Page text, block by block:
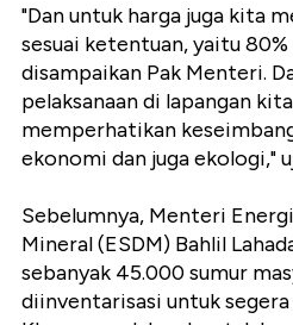
"Dan untuk harga juga kita
sesuai ketentuan, yaitu
disampaikan Pak Menteri.
pelaksanaan di lapangan
memperhatikan
ekonomi dan juga ekologi,"
Sebelumnya, Menteri
Mineral (ESDM) Bahlil
sebanyak 45.000 sumur
diinventarisasi untuk segera